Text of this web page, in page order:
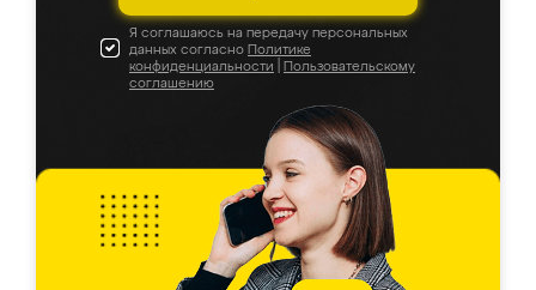
Я соглашаюсь на передачу персональных
данных согласно Политике
конфиденциальности
Пользовательскому
соглашению